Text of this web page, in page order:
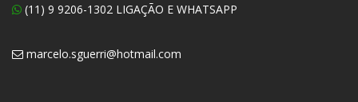
(11) 9 9206-1302 LIGAÇÃO E WHATSAPP
marcelo.sguerri@hotmail.com